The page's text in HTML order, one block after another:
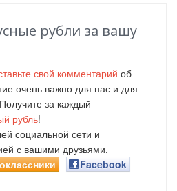
рубли за вашу
свой комментарий об
очень важно для нас и для
за каждый
рубль!
социальной сети и
с вашими друзьями.
Facebook